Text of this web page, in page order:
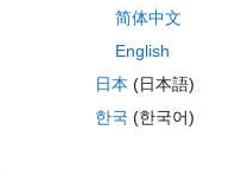
but I
but is
简体中文
English
日本 (日本語)
한국 (한국어)